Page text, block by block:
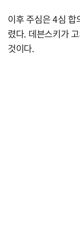
이후 주심은 4심 합
렸다. 데븐스키가
것이다.